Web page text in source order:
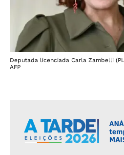
Deputada licenciada Carla Zambelli
AFP